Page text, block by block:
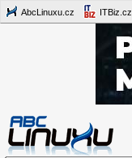
AbcLinuxu.cz ITBiz.cz